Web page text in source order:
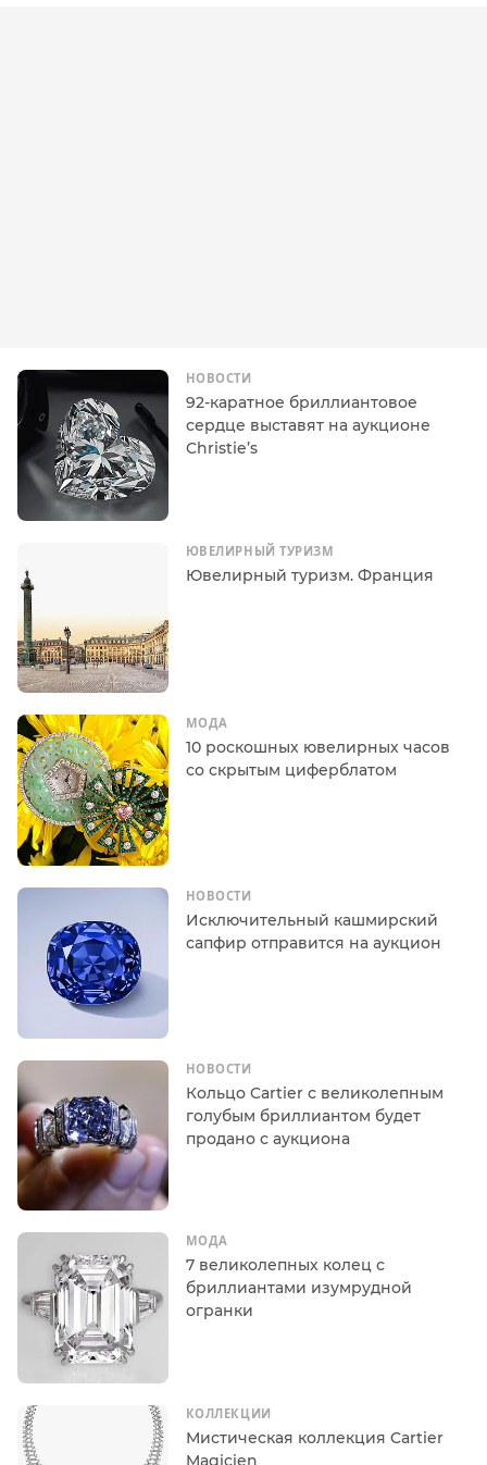
НОВОСТИ
92-каратное бриллиантовое
сердце выставят на аукционе
Christie’s
ЮВЕЛИРНЫЙ ТУРИЗМ
Ювелирный туризм. Франция
МОДА
10 роскошных ювелирных часов
со скрытым циферблатом
НОВОСТИ
Исключительный кашмирский
сапфир отправится на аукцион
НОВОСТИ
Кольцо Cartier с великолепным
голубым бриллиантом будет
продано с аукциона
МОДА
7 великолепных колец с
бриллиантами изумрудной
огранки
КОЛЛЕКЦИИ
Мистическая коллекция Cartier
Magicien